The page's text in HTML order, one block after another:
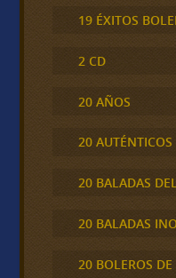
19 ÉXITOS
2 CD
20 AÑOS
20 AUTÉNTICOS
20 BALADAS
20 BALADAS
20 BOLEROS DE